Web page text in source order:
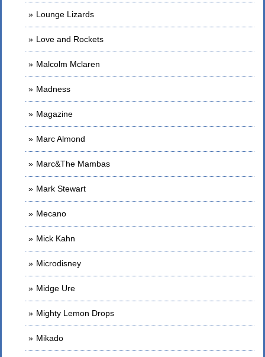
Lounge Lizards
Love and Rockets
Malcolm Mclaren
Madness
Magazine
Marc Almond
Marc&The Mambas
Mark Stewart
Mecano
Mick Kahn
Microdisney
Midge Ure
Mighty Lemon Drops
Mikado